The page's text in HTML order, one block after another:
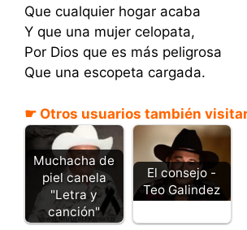
Que cualquier hogar acaba
Y que una mujer celopata,
Por Dios que es más peligrosa
Que una escopeta cargada.
☛ Otros usuarios también
Muchacha de
piel canela
"Letra y
canción"
El consejo -
Teo Galindez